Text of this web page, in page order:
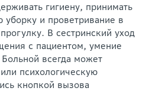
гигиену, принимать
и проветривание в
В сестринский уход
с пациентом, умение
всегда может
психологическую
кнопкой вызова